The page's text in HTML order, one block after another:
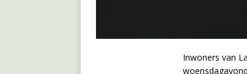
Inwoners van